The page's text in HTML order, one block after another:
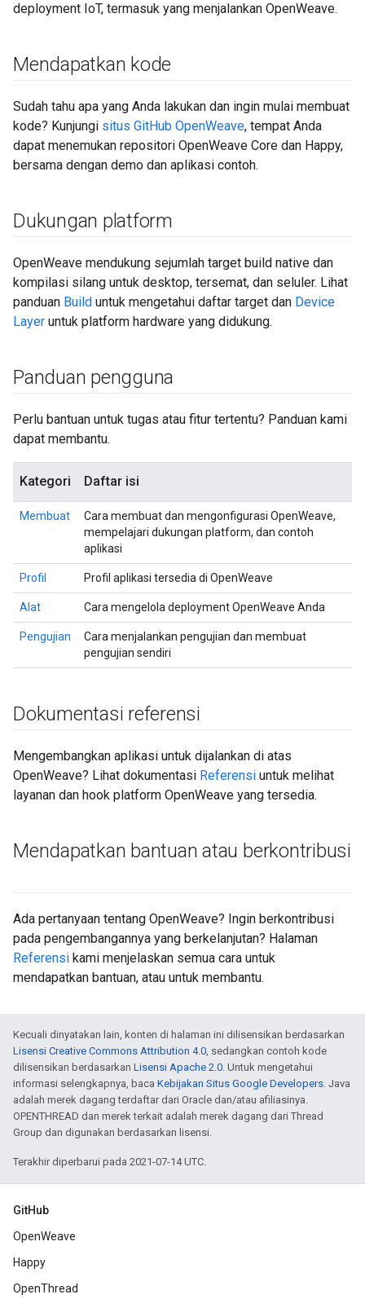
deployment IoT, termasuk yang menjalankan OpenWeave.
Mendapatkan kode
Sudah tahu apa yang Anda lakukan dan ingin mulai membuat
kode? Kunjungi situs GitHub OpenWeave, tempat Anda
dapat menemukan repositori OpenWeave Core dan Happy,
bersama dengan demo dan aplikasi contoh.
Dukungan platform
OpenWeave mendukung sejumlah target build native dan
kompilasi silang untuk desktop, tersemat, dan seluler. Lihat
panduan Build untuk mengetahui daftar target dan Device
Layer untuk platform hardware yang didukung.
Panduan pengguna
Perlu bantuan untuk tugas atau fitur tertentu? Panduan kami
dapat membantu.
Kategori Daftar isi
Membuat
Cara membuat dan mengonfigurasi OpenWeave,
mempelajari dukungan platform, dan contoh
aplikasi
Profil Profil aplikasi tersedia di OpenWeave
Alat Cara mengelola deployment OpenWeave Anda
Pengujian
Cara menjalankan pengujian dan membuat
pengujian sendiri
Dokumentasi referensi
Mengembangkan aplikasi untuk dijalankan di atas
OpenWeave? Lihat dokumentasi Referensi untuk melihat
layanan dan hook platform OpenWeave yang tersedia.
Mendapatkan bantuan atau berkontribusi
Ada pertanyaan tentang OpenWeave? Ingin berkontribusi
pada pengembangannya yang berkelanjutan? Halaman
Referensi kami menjelaskan semua cara untuk
mendapatkan bantuan, atau untuk membantu.
Kecuali dinyatakan lain, konten di halaman ini dilisensikan berdasarkan
Lisensi Creative Commons Attribution 4.0, sedangkan contoh kode
dilisensikan berdasarkan Lisensi Apache 2.0. Untuk mengetahui
informasi selengkapnya, baca Kebijakan Situs Google Developers. Java
adalah merek dagang terdaftar dari Oracle dan/atau afiliasinya.
OPENTHREAD dan merek terkait adalah merek dagang dari Thread
Group dan digunakan berdasarkan lisensi.
Terakhir diperbarui pada 2021-07-14 UTC.
GitHub
OpenWeave
Happy
OpenThread